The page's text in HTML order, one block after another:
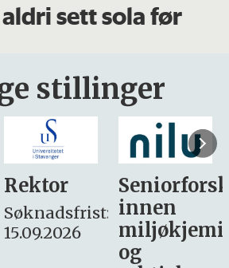
sett sola før
stillinger
Seniorforsker
innen
miljøkjemi
søker
– fast